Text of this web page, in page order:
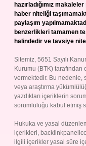
hazırladığımız
haber niteliği
paylaşım
benzerlikleri tamamen
halindedir ve tavsiye
Sitemiz, 5651 Sayılı
Kurumu (BTK) tarafından
vermektedir. Bu nedenle,
veya araştırma
yazdıkları içeriklerin
sorumluluğu kabul etmiş
Hukuka ve yasal
içerikleri,
ilgili içerikler yasal süre